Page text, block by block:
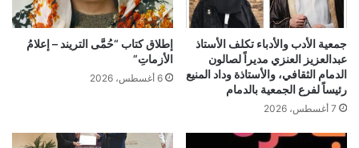
جمعية الأدب والأدباء تكلف الأستاذ
عبدالعزيز العنزي مديراً لصالون
الدمام الثقافي، والأستاذة وداد المنيع
رئيساً لفرع الجمعية بالدمام
7 أغسطس، 2026
إطلاق كتاب “حُمَّى التريند – إعلامُ
الأزماتِ”
6 أغسطس، 2026